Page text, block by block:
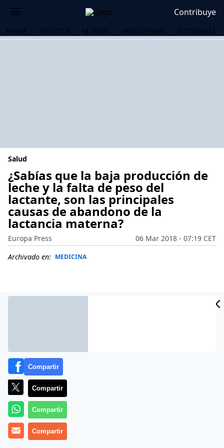
Contribuye
HOME POLÍTICA MUNDO PERIODISMO ECONOMÍA
Salud
¿Sabías que la baja producción de
leche y la falta de peso del
lactante, son las principales
causas de abandono de la
lactancia materna?
Europa Press
06 Mar 2018 - 07:19 CET
Archivado en: MEDICINA
Más información
Compartir
Compartir
Compartir
Compartir